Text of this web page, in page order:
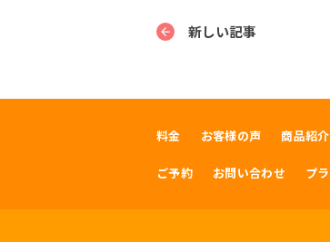
新しい記事
料金 お客様の声 商品紹介
ご予約 お問い合わせ プ